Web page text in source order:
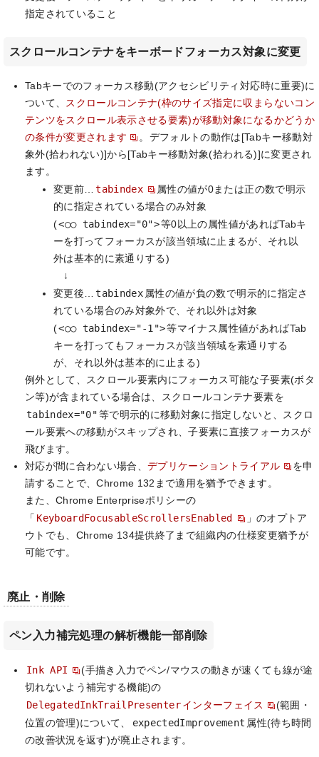
指定されていること
スクロールコンテナをキーボードフォーカス対象に変更
Tabキーでのフォーカス移動(アクセシビリティ対応時に重要)に
ついて、 スクロールコンテナ(枠のサイズ指定に収まらないコン
テンツをスクロール表示させる要素)が移動対象になるかどうか
の条件が変更されます
。デフォルトの動作は[Tabキー移動対
象外(拾われない)]から[Tabキー移動対象(拾われる)]に変更され
ます。
変更前… tabindex
属性の値が0または正の数で明示
的に指定されている場合のみ対象
(<○○ tabindex="0">等0以上の属性値があればTabキ
ーを打ってフォーカスが該当領域に止まるが、それ以
外は基本的に素通りする)
↓
変更後… tabindex 属性の値が負の数で明示的に指定さ
れている場合のみ対象外で、それ以外は対象
(<○○ tabindex="-1">等マイナス属性値があればTab
キーを打ってもフォーカスが該当領域を素通りする
が、それ以外は基本的に止まる)
例外として、スクロール要素内にフォーカス可能な子要素(ボタ
ン等)が含まれている場合は、スクロールコンテナ要素を
tabindex="0" 等で明示的に移動対象に指定しないと、スクロ
ール要素への移動がスキップされ、子要素に直接フォーカスが
飛びます。
対応が間に合わない場合、デプリケーショントライアル
を申
請することで、Chrome 132まで適用を猶予できます。
また、Chrome Enterpriseポリシーの
「 KeyboardFocusableScrollersEnabled
」のオプトア
ウトでも、Chrome 134提供終了まで組織内の仕様変更猶予が
可能です。
廃止・削除
ペン入力補完処理の解析機能一部削除
Ink API
(手描き入力でペン/マウスの動きが速くても線が途
切れないよう補完する機能)の
DelegatedInkTrailPresenter インターフェイス
(範囲・
位置の管理)について、
expectedImprovement 属性(待ち時間
の改善状況を返す)が廃止されます。